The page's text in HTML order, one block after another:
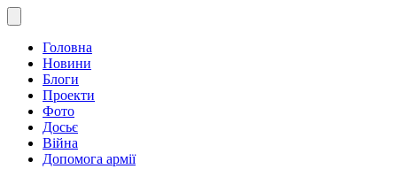
Головна
Новини
Блоги
Проекти
Фото
Досьє
Війна
Допомога армії